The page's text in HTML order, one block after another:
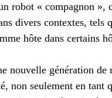
robot « compagnon »,
divers contextes, tels
hôte dans certains
nouvelle génération
non seulement en